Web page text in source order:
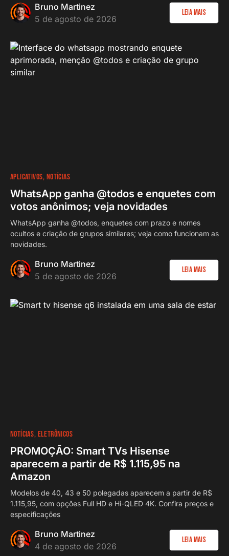
Bruno Martinez
5 de agosto de 2026
Leia Mais
APLICATIVOS NOTÍCIAS
WhatsApp ganha @todos e enquetes com
votos anônimos; veja novidades
WhatsApp ganha @todos, enquetes com prazo e nomes
ocultos e criação de grupos similares; veja como funcionam as
novidades.
Bruno Martinez
5 de agosto de 2026
Leia Mais
NOTÍCIAS ELETRÔNICOS
PROMOÇÃO: Smart TVs Hisense
aparecem a partir de R$ 1.115,95 na
Amazon
Modelos de 40, 43 e 50 polegadas aparecem a partir de R$
1.115,95, com opções Full HD e Hi-QLED 4K. Confira preços e
especificações
Bruno Martinez
4 de agosto de 2026
Leia Mais